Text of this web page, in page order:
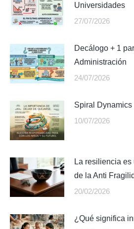
Universidades
27/07/2026
Decálogo + 1
Administración
24/07/2026
Spiral
10/07/2026
La resiliencia
de la Anti
20/02/2026
¿Qué significa